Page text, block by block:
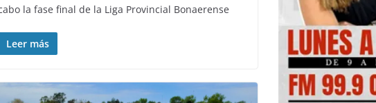
la fase final de la Liga Provincial Bonaerense
Leer más